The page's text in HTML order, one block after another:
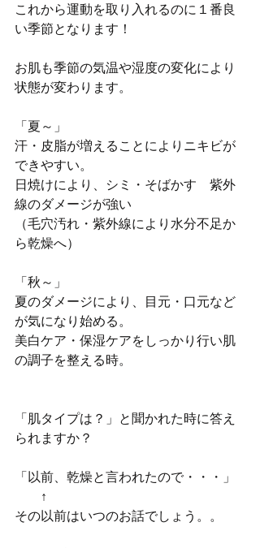
これから運動を取り入れるのに１番良
い季節となります！
お肌も季節の気温や湿度の変化により
状態が変わります。
「夏～」
汗・皮脂が増えることによりニキビが
できやすい。
日焼けにより、シミ・そばかす　紫外
線のダメージが強い
（毛穴汚れ・紫外線により水分不足か
ら乾燥へ）
「秋～」
夏のダメージにより、目元・口元など
が気になり始める。
美白ケア・保湿ケアをしっかり行い肌
の調子を整える時。
「肌タイプは？」と聞かれた時に答え
られますか？
「以前、乾燥と言われたので・・・」
↑
その以前はいつのお話でしょう。。